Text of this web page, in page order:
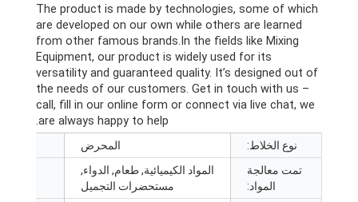
The product is made by technologies,some of which
are developed on our own while others are learned
from other famous brands.In the fields like Mixing
Equipment, our product is widely used for its
versatility and guaranteed quality. It’s designed out of
the needs of our customers. Get in touch with us
call ,fill in our online form or connect via live chat,
are always happy to help
نوع الخلاط: المحرض
تمت معالجة
المواد:
المواد الكيميائية, طعام, الدواء,
مستحضرات التجميل